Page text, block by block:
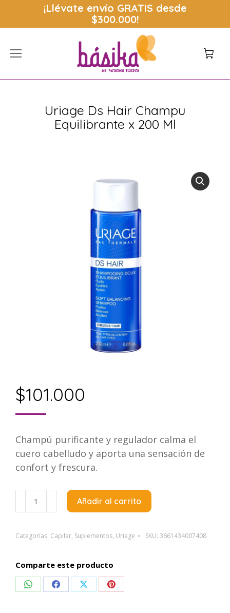
¡Llévate envío GRATIS desde
$300.000!
Uriage Ds Hair Champu
Equilibrante x 200 Ml
$101.000
Champú purificante y regulador calma el
cuero cabelludo y aporta una sensación de
confort y frescura.
Uriage
Ds
Champu
x
200
Ml
Añadir al carrito
Categorías: Capilar, Suplementos, Uriage SKU: 3661434007408
Comparte este producto
CompartirCompartirCompartirCompartir